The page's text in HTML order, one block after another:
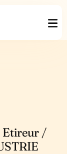
Etireur /